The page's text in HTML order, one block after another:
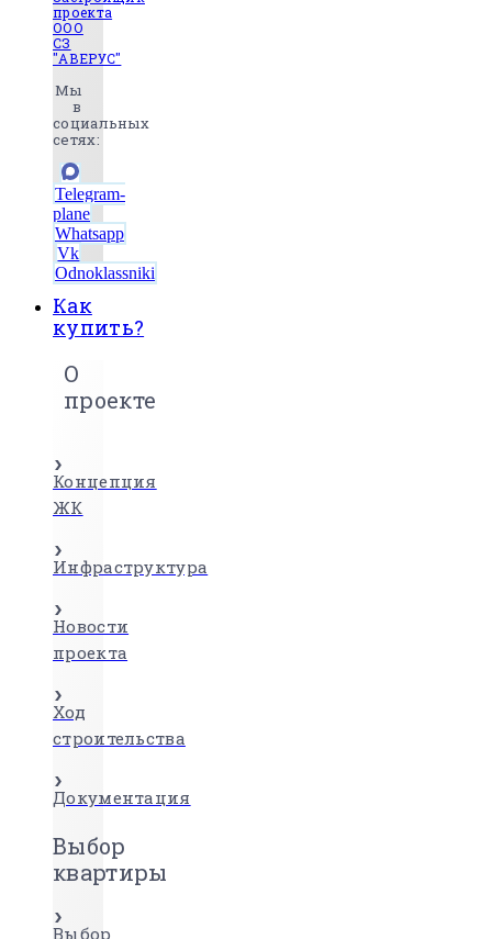
проекта
ООО
СЗ
"АВЕРУС"
Мы
в
социальных
сетях:
Telegram-
plane
Whatsapp
Vk
Odnoklassniki
Как
купить?
О
проекте
Концепция
ЖК
Инфраструктура
Новости
проекта
Ход
строительства
Документация
Выбор
квартиры
Выбор